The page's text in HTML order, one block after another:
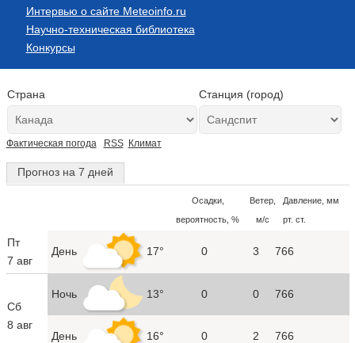
Интервью о сайте Meteoinfo.ru
Научно-техническая библиотека
Конкурсы
Страна Станция (город)
Фактическая погода RSS Климат
Прогноз на 7 дней
Осадки,
вероятность, %
Ветер,
м/с
Давление, мм
рт. ст.
Пт
7 авг
День 17° 0 3 766
Сб
8 авг
Ночь 13° 0 0 766
День 16° 0 2 766